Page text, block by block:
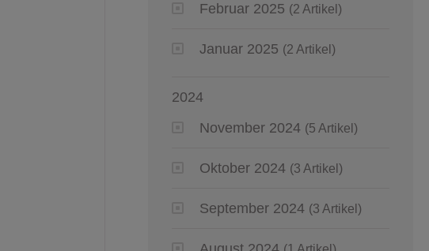
Februar 2025 (2 Artikel)
Januar 2025 (2 Artikel)
2024
November 2024 (5 Artikel)
Oktober 2024 (3 Artikel)
September 2024 (3 Artikel)